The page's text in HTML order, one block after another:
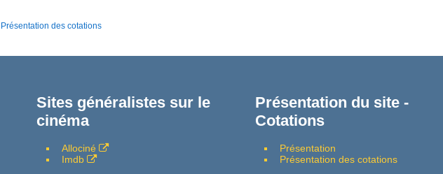
Présentation des cotations
Sites généralistes sur le
cinéma
Allociné
Imdb
Présentation du site -
Cotations
Présentation
Présentation des cotations